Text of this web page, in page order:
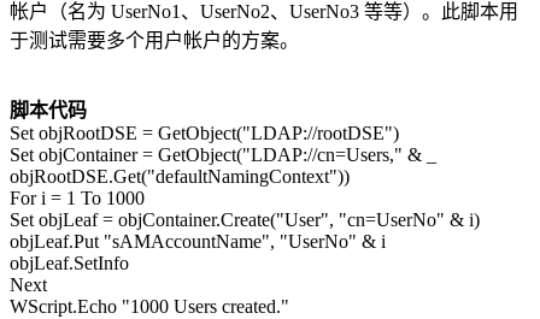
帐户（名为 UserNo1、UserNo2、UserNo3 等等）。此脚本用
于测试需要多个用户帐户的方案。
脚本代码
Set objRootDSE = GetObject("LDAP://rootDSE")
Set objContainer = GetObject("LDAP://cn=Users," & _
objRootDSE.Get("defaultNamingContext"))
For i = 1 To 1000
Set objLeaf = objContainer.Create("User", "cn=UserNo" & i)
objLeaf.Put "sAMAccountName", "UserNo" & i
objLeaf.SetInfo
Next
WScript.Echo "1000 Users created."